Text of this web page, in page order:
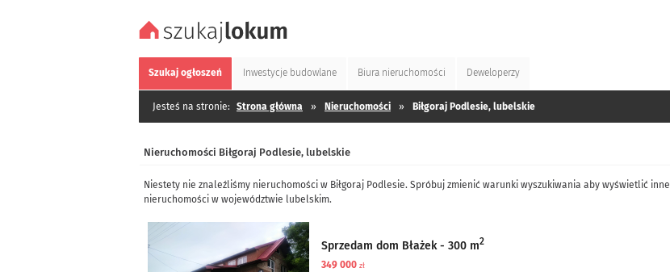
Szukaj ogłoszeń Inwestycje budowlane Biura nieruchomości Deweloperzy
Jesteś na stronie: Strona główna » Nieruchomości » Biłgoraj Podlesie, lubelskie
Nieruchomości Biłgoraj Podlesie, lubelskie
Niestety nie znaleźliśmy nieruchomości w Biłgoraj Podlesie. Spróbuj zmienić warunki wyszukiwania aby wyświetlić inne
nieruchomości w województwie lubelskim.
Sprzedam dom Błażek - 300 m2
349 000 zł